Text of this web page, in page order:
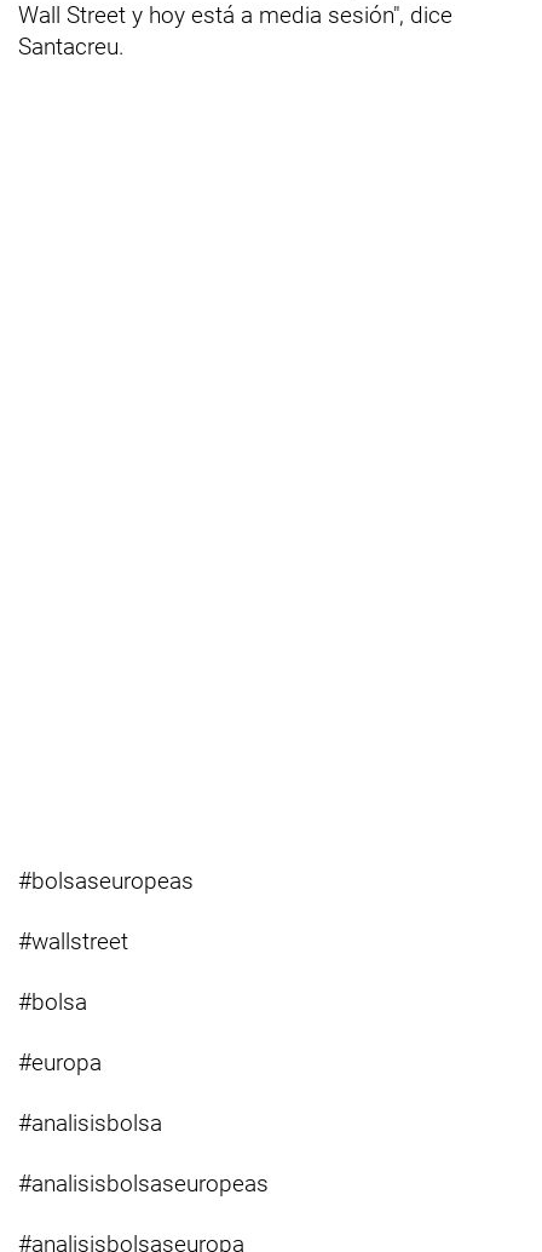
Wall Street y hoy está a media sesión", dice
Santacreu.
#bolsaseuropeas
#wallstreet
#bolsa
#europa
#analisisbolsa
#analisisbolsaseuropeas
#analisisbolsaseuropa